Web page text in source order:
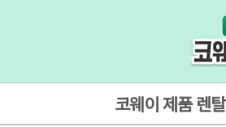
코웨이 제품 렌탈